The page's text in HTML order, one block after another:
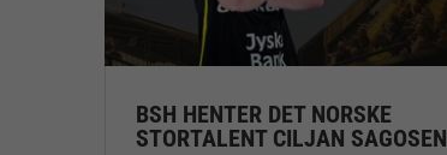
BSH HENTER DET NORSKE
STORTALENT CILJAN SAGOSEN